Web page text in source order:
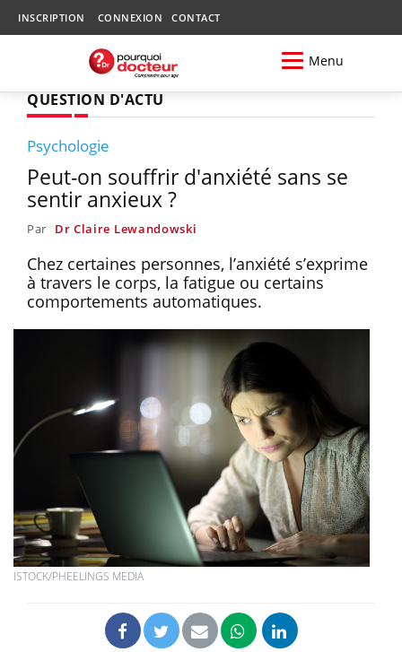
INSCRIPTION CONNEXION CONTACT
Menu
QUESTION D'ACTU
Psychologie
Peut-on souffrir d'anxiété sans se
sentir anxieux ?
Par Dr Claire Lewandowski
Chez certaines personnes, l’anxiété s’exprime
à travers le corps, la fatigue ou certains
comportements automatiques.
ISTOCK/PHEELINGS MEDIA